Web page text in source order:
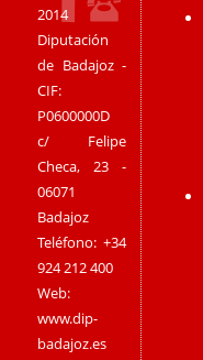
2014
Diputación
de Badajoz -
CIF:
P0600000D
c/ Felipe
Checa, 23 -
06071
Badajoz
Teléfono: +34
924 212 400
Web:
www.dip-
badajoz.es